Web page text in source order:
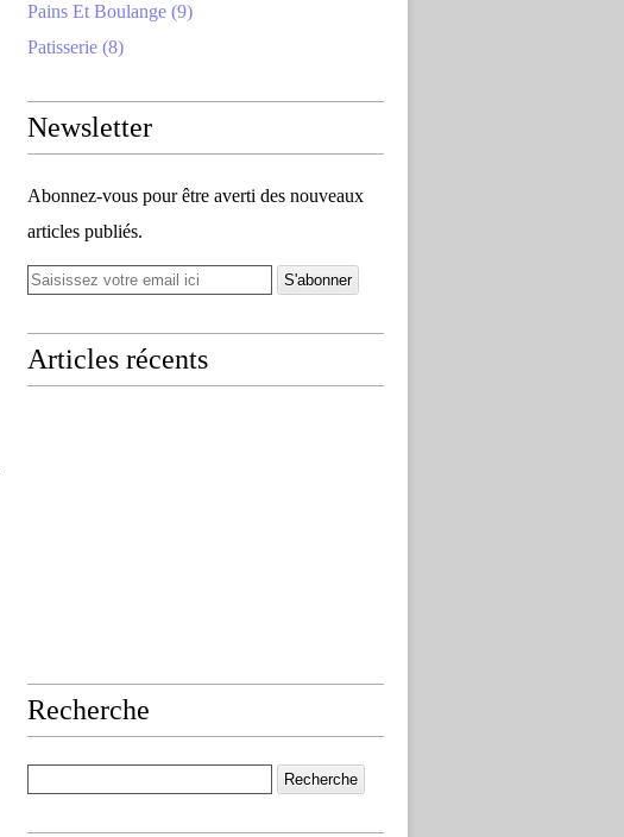
Pains Et Boulange (9)
Patisserie (8)
Newsletter
Abonnez-vous pour être averti des nouveaux
articles publiés.
Articles récents
Recherche